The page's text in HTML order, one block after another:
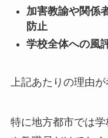
加害教諭や関係
防止
学校全体への風
上記あたりの理由
特に地方都市では